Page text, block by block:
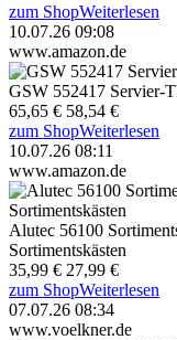
zum ShopWeiterlesen
10.07.26 09:08
www.amazon.de
GSW 552417 Servier-
65,65 € 58,54 €
zum ShopWeiterlesen
10.07.26 08:11
www.amazon.de
Alutec 56100
Sortimentskästen
35,99 € 27,99 €
zum ShopWeiterlesen
07.07.26 08:34
www.voelkner.de